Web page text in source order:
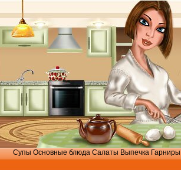
Супы Основные блюда Салаты Выпечка Гарниры